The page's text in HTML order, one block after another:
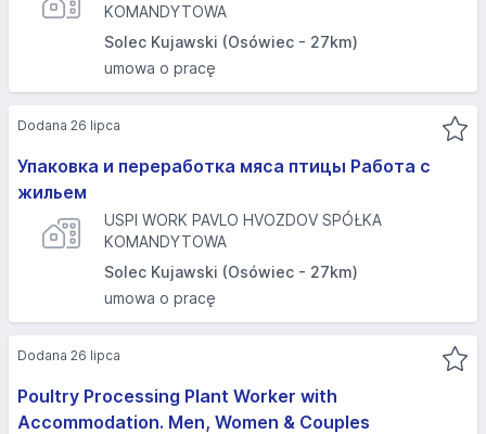
KOMANDYTOWA
Solec Kujawski (Osówiec - 27km)
umowa o pracę
Упаковка и переработка мяса птицы Работа с
жильем
USPI WORK PAVLO HVOZDOV SPÓŁKA
KOMANDYTOWA
Solec Kujawski (Osówiec - 27km)
umowa o pracę
Dodana 26 lipca
Poultry Processing Plant Worker with
Accommodation. Men, Women & Couples
Dodana 26 lipca